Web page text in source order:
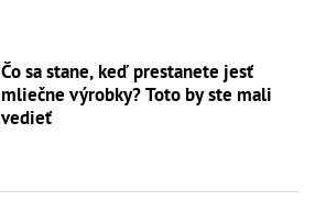
Čo sa stane, keď prestanete jesť
mliečne výrobky? Toto by ste mali
vedieť